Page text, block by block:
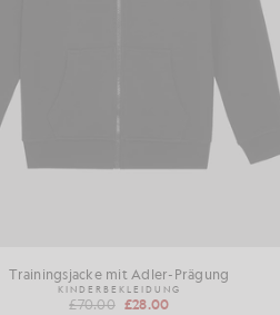
Trainingsjacke mit Adler-Prägung
KINDERBEKLEIDUNG
£70.00 £28.00